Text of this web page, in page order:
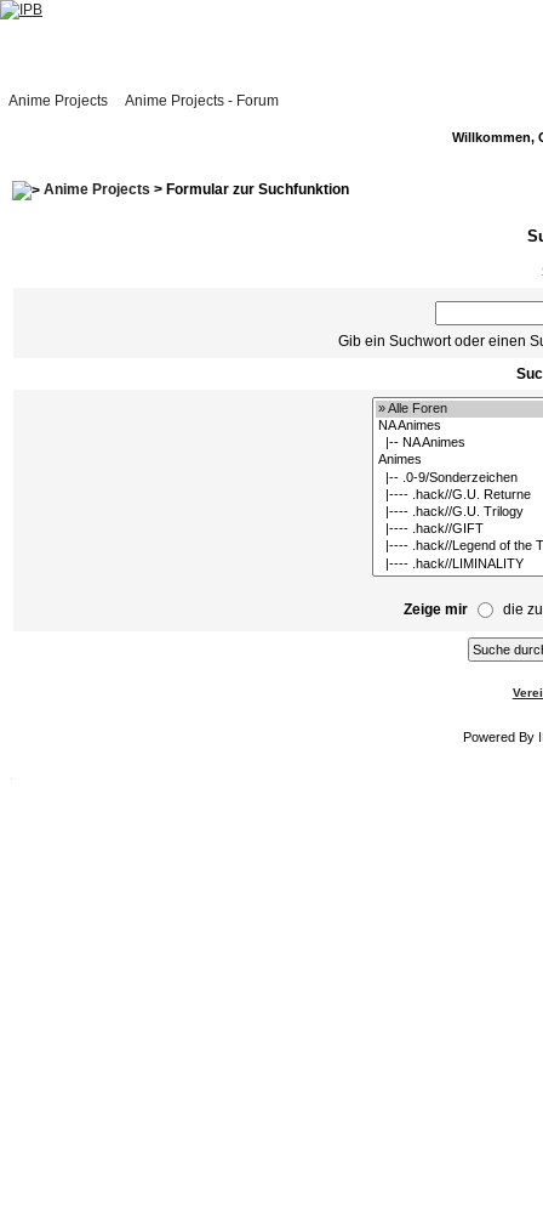
Anime Projects Anime Projects - Forum
Willkommen,
Anime Projects > Formular zur Suchfunktion
Gib ein Suchwort oder einen
Zeige mir die
Powered By